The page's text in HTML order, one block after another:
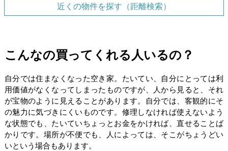
近くの物件を探す（距離検索）
こんなの買ってくれる人いるの？
自分では住まなくなった空き家。たいてい、自分にとっては利
用価値がなくなってしまったものですが、人から見ると、それ
が宝物のように見えることがあります。自分では、客観的にそ
の魅力に気づきにくいものです。修理しなければ使えないよう
な状態でも、たいていちょっとお金をかければ、直せることば
かりです。場所が不便でも、人によっては、そこがちょうどい
いという場合もあります。